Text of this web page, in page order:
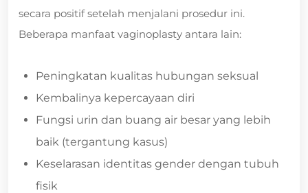
secara positif setelah menjalani prosedur ini.
Beberapa manfaat vaginoplasty antara lain:
Peningkatan kualitas hubungan seksual
Kembalinya kepercayaan diri
Fungsi urin dan buang air besar yang lebih
baik (tergantung kasus)
Keselarasan identitas gender dengan tubuh
fisik